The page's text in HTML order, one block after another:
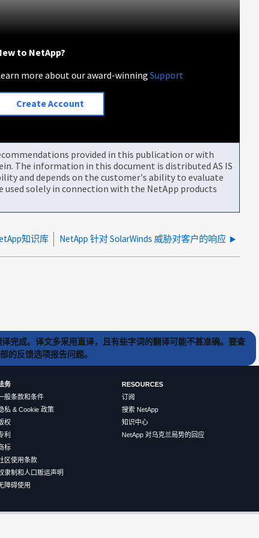
to NetApp?
more about our award-winningSupport
Create Account
provided in this publication or with
The information in this document is distributed AS IS
and depends on the customer's ability to evaluate
solely in connection with the NetApp products
知识库 NetApp 针对 SolarWinds 威胁对客户的响应
完成。译文多采用直译，且有些字词的翻译可能不甚准确。要查
的反馈选项报告问题。
务
般条款和条件
私 & Cookie 政策
权
利
标
区使用条款
隶制和人口贩运声明
障碍使用
RESOURCES
订阅
搜索 NetApp
知识中心
NetApp 对乌克兰局势的回应